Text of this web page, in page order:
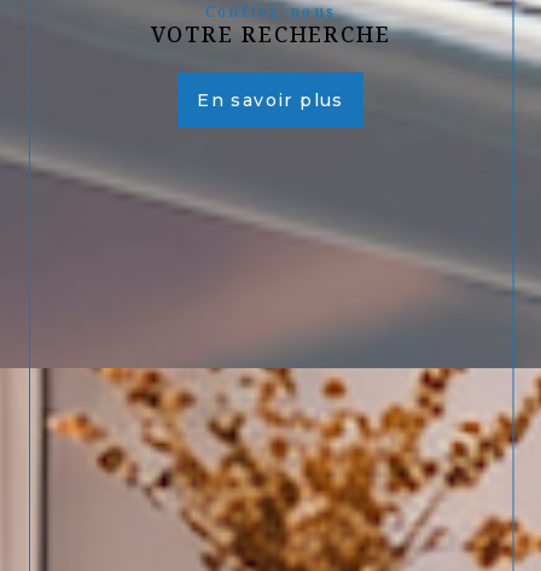
Confiez-nous
VOTRE RECHERCHE
En savoir plus